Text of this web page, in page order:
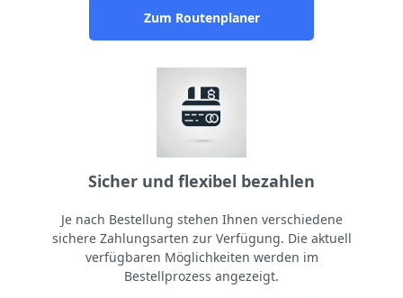
Zum Routenplaner
Sicher und flexibel bezahlen
Je nach Bestellung stehen Ihnen verschiedene
sichere Zahlungsarten zur Verfügung. Die aktuell
verfügbaren Möglichkeiten werden im
Bestellprozess angezeigt.